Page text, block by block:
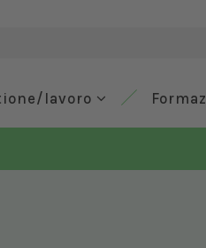
lavoro